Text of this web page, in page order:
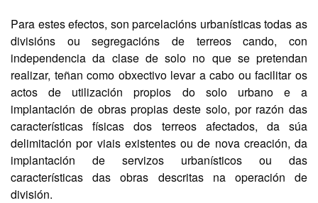
Para estes efectos, son parcelacións urbanísticas todas as
divisións ou segregacións de terreos cando, con
independencia da clase de solo no que se pretendan
realizar, teñan como obxectivo levar a cabo ou facilitar os
actos de utilización propios do solo urbano e a
implantación de obras propias deste solo, por razón das
características físicas dos terreos afectados, da súa
delimitación por viais existentes ou de nova creación, da
implantación de servizos urbanísticos ou das
características das obras descritas na operación de
división.